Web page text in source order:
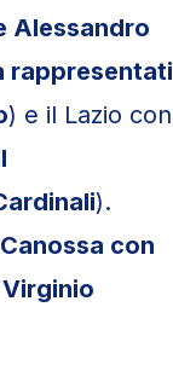
Alessandro
rappresentati
) e il Lazio con
l
).
Canossa con